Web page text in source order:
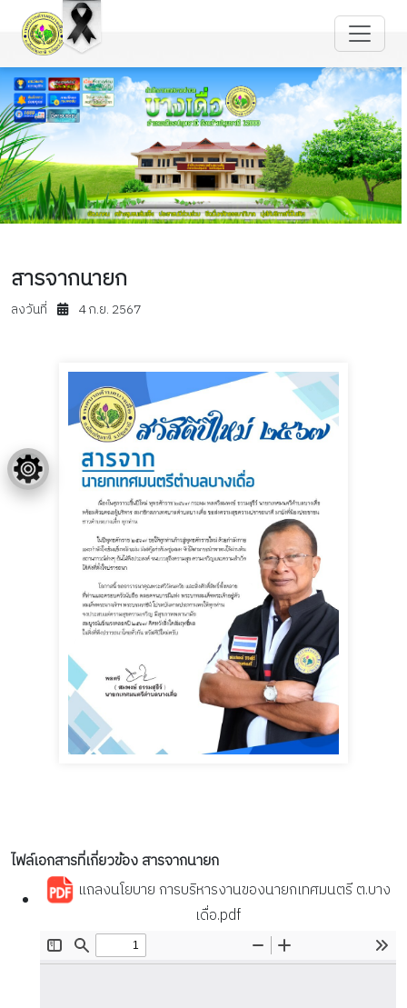
สารจากนายก
ลงวันที่ 4 ก.ย. 2567
ไฟล์เอกสารที่เกี่ยวข้อง สารจากนายก
แถลงนโยบาย การบริหารงานของนายกเทศมนตรี ต.บาง
เดื่อ.pdf